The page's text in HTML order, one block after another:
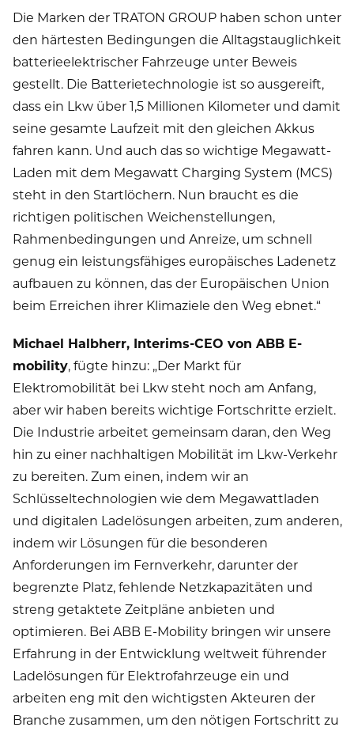
Die Marken der TRATON GROUP haben schon unter
den härtesten Bedingungen die Alltagstauglichkeit
batterieelektrischer Fahrzeuge unter Beweis
gestellt. Die Batterietechnologie ist so ausgereift,
dass ein Lkw über 1,5 Millionen Kilometer und damit
seine gesamte Laufzeit mit den gleichen Akkus
fahren kann. Und auch das so wichtige Megawatt-
Laden mit dem Megawatt Charging System (MCS)
steht in den Startlöchern. Nun braucht es die
richtigen politischen Weichenstellungen,
Rahmenbedingungen und Anreize, um schnell
genug ein leistungsfähiges europäisches Ladenetz
aufbauen zu können, das der Europäischen Union
beim Erreichen ihrer Klimaziele den Weg ebnet.“
Michael Halbherr, Interims-CEO von ABB E-
mobility, fügte hinzu: „Der Markt für
Elektromobilität bei Lkw steht noch am Anfang,
aber wir haben bereits wichtige Fortschritte erzielt.
Die Industrie arbeitet gemeinsam daran, den Weg
hin zu einer nachhaltigen Mobilität im Lkw-Verkehr
zu bereiten. Zum einen, indem wir an
Schlüsseltechnologien wie dem Megawattladen
und digitalen Ladelösungen arbeiten, zum anderen,
indem wir Lösungen für die besonderen
Anforderungen im Fernverkehr, darunter der
begrenzte Platz, fehlende Netzkapazitäten und
streng getaktete Zeitpläne anbieten und
optimieren. Bei ABB E-Mobility bringen wir unsere
Erfahrung in der Entwicklung weltweit führender
Ladelösungen für Elektrofahrzeuge ein und
arbeiten eng mit den wichtigsten Akteuren der
Branche zusammen, um den nötigen Fortschritt zu